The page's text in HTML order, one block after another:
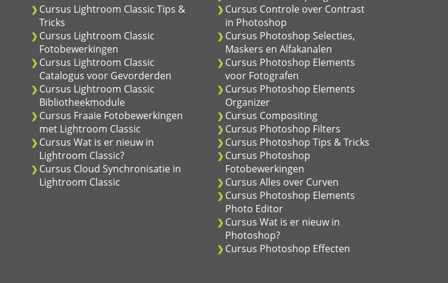
Cursus Lightroom Classic Tips &
Tricks
Cursus Lightroom Classic
Fotobewerkingen
Cursus Lightroom Classic
Catalogus voor Gevorderden
Cursus Lightroom Classic
Bibliotheekmodule
Cursus Fraaie Fotobewerkingen
met Lightroom Classic
Cursus Wat is er nieuw in
Lightroom Classic?
Cursus Cloud Synchronisatie in
Lightroom Classic
Cursus Controle over Contrast
in Photoshop
Cursus Photoshop Selecties,
Maskers en Alfakanalen
Cursus Photoshop Elements
voor Fotografen
Cursus Photoshop Elements
Organizer
Cursus Compositing
Cursus Photoshop Filters
Cursus Photoshop Tips & Tricks
Cursus Photoshop
Fotobewerkingen
Cursus Alles over Curven
Cursus Photoshop Elements
Photo Editor
Cursus Wat is er nieuw in
Photoshop?
Cursus Photoshop Effecten